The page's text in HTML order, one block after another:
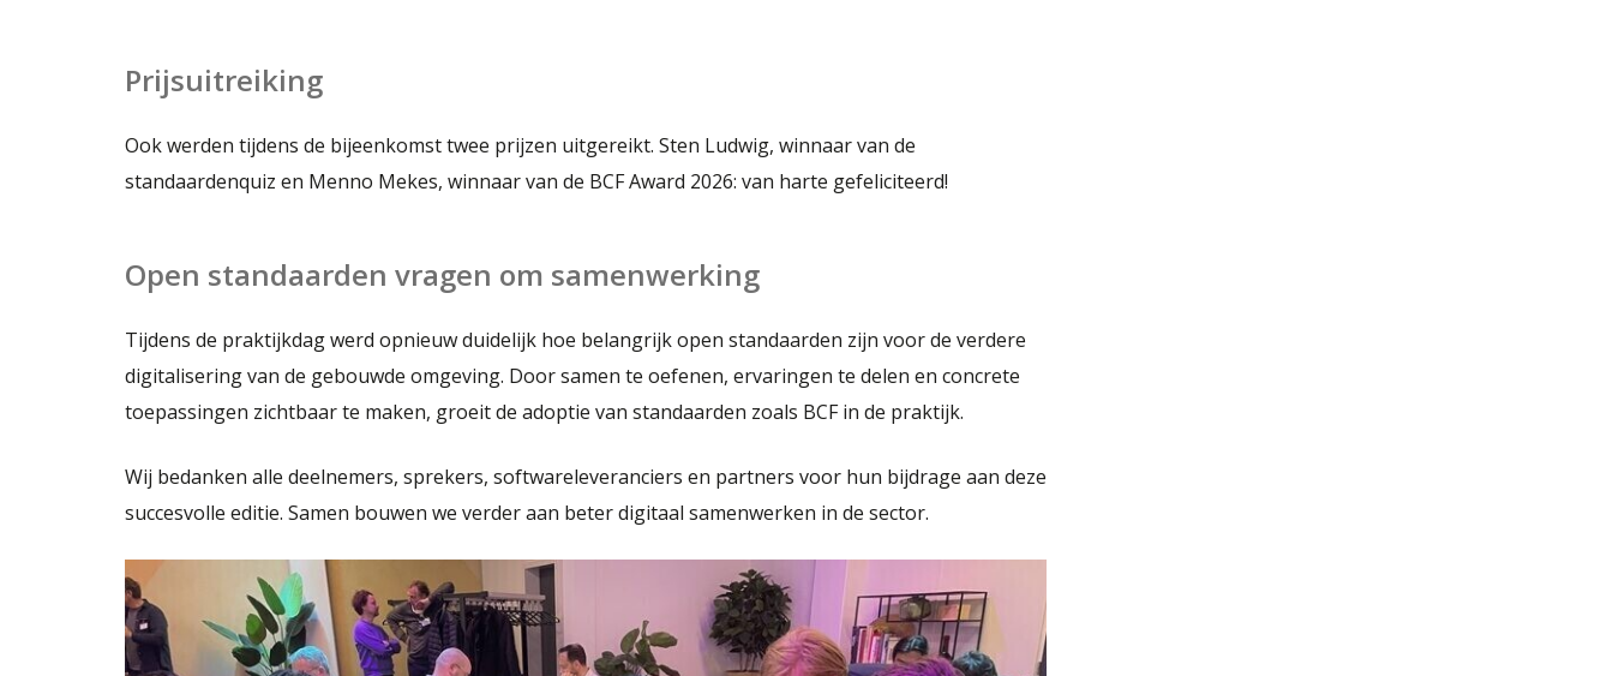
Prijsuitreiking
Ook werden tijdens de bijeenkomst twee prijzen uitgereikt. Sten Ludwig, winnaar van de
standaardenquiz en Menno Mekes, winnaar van de BCF Award 2026: van harte gefeliciteerd!
Open standaarden vragen om samenwerking
Tijdens de praktijkdag werd opnieuw duidelijk hoe belangrijk open standaarden zijn voor de verdere
digitalisering van de gebouwde omgeving. Door samen te oefenen, ervaringen te delen en concrete
toepassingen zichtbaar te maken, groeit de adoptie van standaarden zoals BCF in de praktijk.
Wij bedanken alle deelnemers, sprekers, softwareleveranciers en partners voor hun bijdrage aan deze
succesvolle editie. Samen bouwen we verder aan beter digitaal samenwerken in de sector.